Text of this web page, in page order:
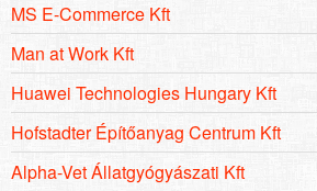
MS E-Commerce Kft
Man at Work Kft
Huawei Technologies Hungary Kft
Hofstadter Építőanyag Centrum Kft
Alpha-Vet Állatgyógyászati Kft